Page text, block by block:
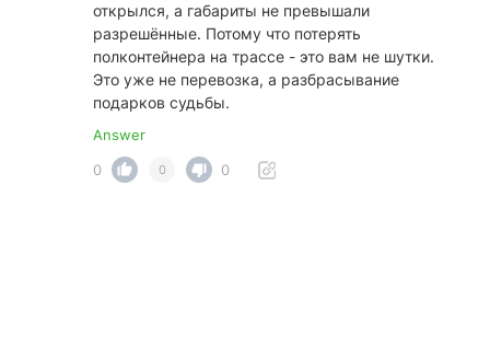
открылся, а габариты не превышали
разрешённые. Потому что потерять
полконтейнера на трассе - это вам не шутки.
Это уже не перевозка, а разбрасывание
подарков судьбы.
Answer
0
0 0